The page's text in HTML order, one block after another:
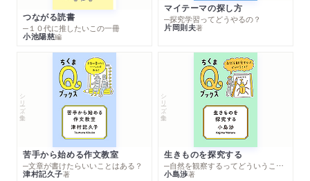
つながる読書
─１０代に推したいこの一冊
小池陽慈編
マイテーマの探し方
─探究学習ってどうやるの？
片岡則夫著
シリーズ・全集
苦手から始める作文教室
─文章が書けたらいいことはある？
津村記久子著
シリーズ・全集
生きものを探究する
─自然を観察するってどういうこと？
小島渉著